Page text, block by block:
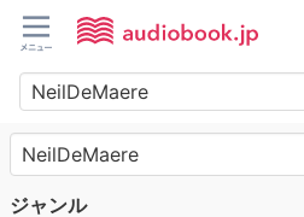
ジャンル